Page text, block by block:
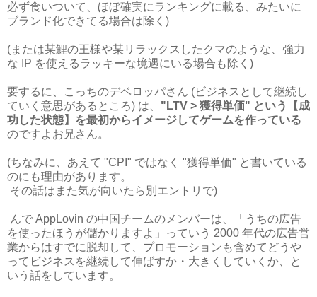
必ず食いついて、ほぼ確実にランキングに載る、みたいに
ブランド化できてる場合は除く)
(または某鯉の王様や某リラックスしたクマのような、強力
な IP を使えるラッキーな境遇にいる場合も除く)
要するに、こっちのデベロッパさん (ビジネスとして継続し
ていく意思があるところ) は、 "LTV > 獲得単価" という【成
功した状態】を最初からイメージしてゲームを作っている
のですよお兄さん。
(ちなみに、あえて "CPI" ではなく "獲得単価" と書いている
のにも理由があります。
その話はまた気が向いたら別エントリで)
んで AppLovin の中国チームのメンバーは、「うちの広告
を使ったほうが儲かりますよ」っていう 2000 年代の広告営
業からはすでに脱却して、プロモーションも含めてどうや
ってビジネスを継続して伸ばすか・大きくしていくか、と
いう話をしています。